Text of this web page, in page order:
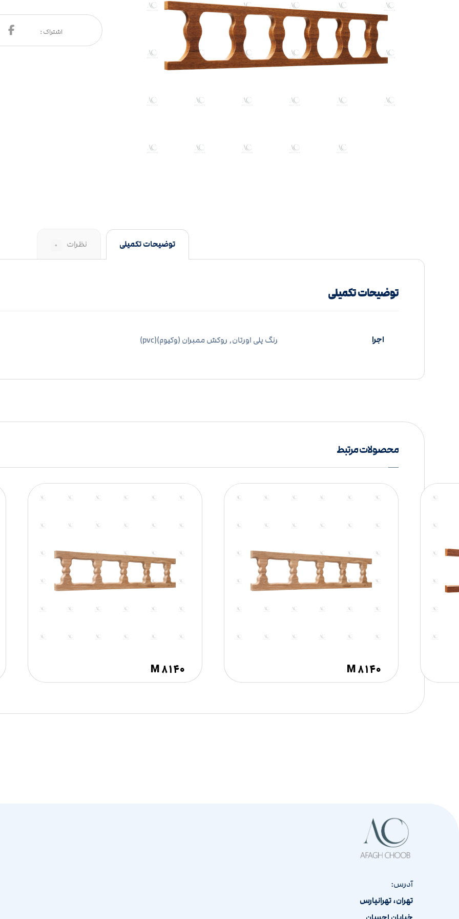
توضیحات تکمیلی نظرات ۰
توضیحات تکمیلی
اجرا رنگ پلی اورتان, روکش ممبران (وکیوم)(pvc)
محصولات مرتبط
M ۸۱۴۰ M ۸۱۴۰
آدرس:
تهران، تهرانپارس